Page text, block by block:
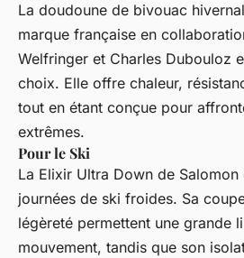
La doudoune de bivouac
marque française en
Welfringer et Charles Dubouloz
choix. Elle offre chaleur,
tout en étant conçue pour
extrêmes.
Pour le Ski
La Elixir Ultra Down de Salomon
journées de ski froides. Sa
légèreté permettent une grande
mouvement, tandis que son